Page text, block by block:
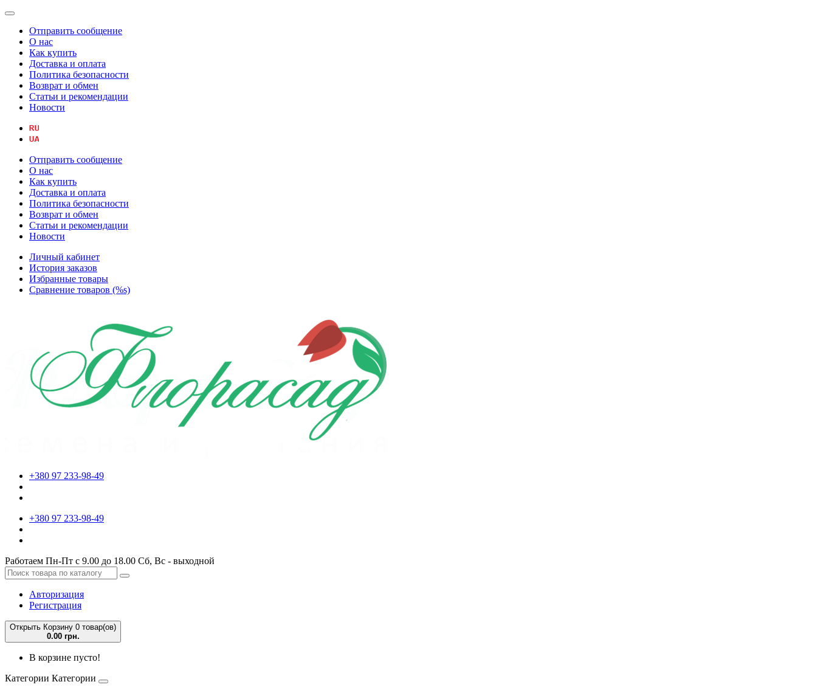
Отправить сообщение
О нас
Как купить
Доставка и оплата
Политика безопасности
Возврат и обмен
Статьи и рекомендации
Новости
Отправить сообщение
О нас
Как купить
Доставка и оплата
Политика безопасности
Возврат и обмен
Статьи и рекомендации
Новости
Личный кабинет
История заказов
Избранные товары
Сравнение товаров (%s)
+380 97 233-98-49
+380 97 233-98-49
Работаем Пн-Пт с 9.00 до 18.00 Сб, Вс - выходной
Авторизация
Регистрация
Открыть Корзину 0 товар(ов)
0.00 грн.
В корзине пусто!
Категории Категории